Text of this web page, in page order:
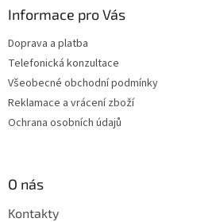
Informace pro Vás
Doprava a platba
Telefonická konzultace
Všeobecné obchodní podmínky
Reklamace a vrácení zboží
Ochrana osobních údajů
O nás
Kontakty